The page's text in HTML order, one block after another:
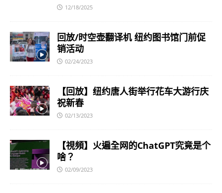
12/18/2025
回放/时空壶翻译机 纽约图书馆门前促
销活动
02/24/2023
【回放】纽约唐人街举行花车大游行庆
祝新春
02/13/2023
【視頻】火遍全网的ChatGPT究竟是个
啥？
02/09/2023